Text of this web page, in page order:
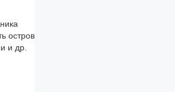
остров
и др.